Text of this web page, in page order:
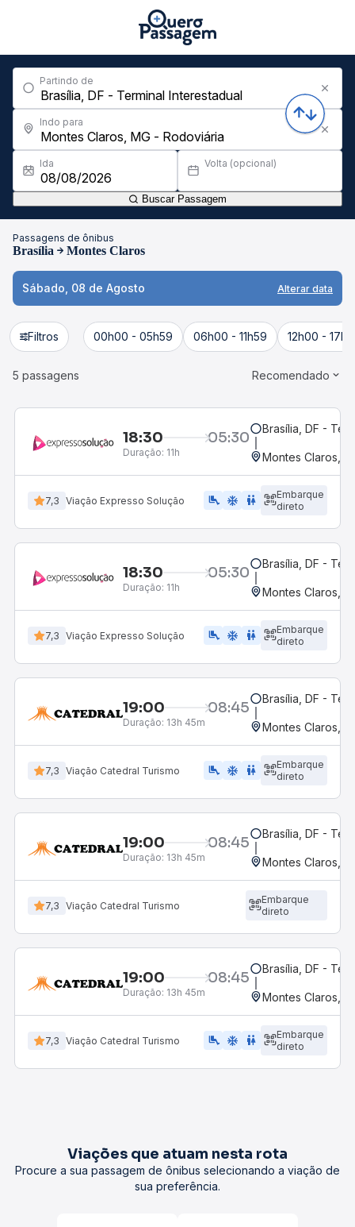
Partindo de
Indo para
Ida Volta (opcional)
Buscar Passagem
Passagens de ônibus
Brasília Montes Claros
Sábado, 08 de Agosto Alterar data
Filtros 00h00 - 05h59 06h00 - 11h59 12h00 -
5 passagens Recomendado
18:30 05:30
Duração: 11h
Brasília, DF -
Montes Claros,
7,3 Viação Expresso Solução airline_seat_legroom_extra ac_unit wc
Embarque
direto
18:30 05:30
Duração: 11h
Brasília, DF -
Montes Claros,
7,3 Viação Expresso Solução airline_seat_legroom_extra ac_unit WC
Embarque
direto
19:00 08:45
Duração: 13h 45m
Brasília, DF -
Montes Claros,
7,3 Viação Catedral Turismo airline_seat_legroom_extra ac_unit wc
Embarque
direto
19:00 08:45
Duração: 13h 45m
Brasília, DF -
Montes Claros,
7,3 Viação Catedral Turismo
Embarque
direto
19:00 08:45
Duração: 13h 45m
Brasília, DF -
Montes Claros,
7,3 Viação Catedral Turismo airline_seat_legroom_extra ac_unit wc
Embarque
direto
Viações que atuam nesta rota
Procure a sua passagem de ônibus selecionando a viação de
sua preferência.